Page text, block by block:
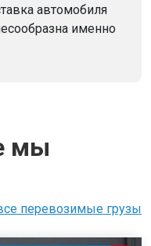
автомобиля
именно
мы
перевозимые грузы